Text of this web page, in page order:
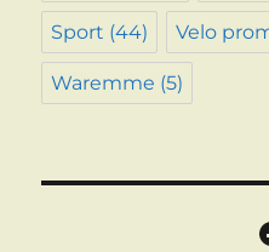
Sport (44) Velo
Waremme (5)